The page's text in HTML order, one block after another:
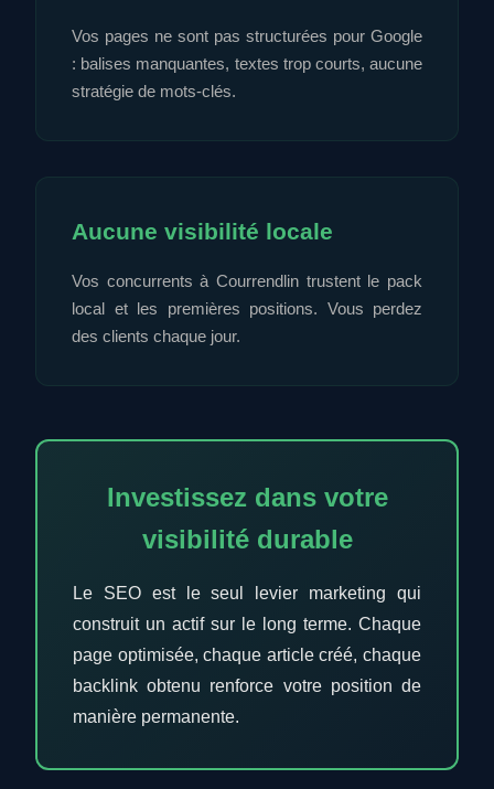
Vos pages ne sont pas structurées pour Google
: balises manquantes, textes trop courts, aucune
stratégie de mots-clés.
Aucune visibilité locale
Vos concurrents à Courrendlin trustent le pack
local et les premières positions. Vous perdez
des clients chaque jour.
Investissez dans votre
visibilité durable
Le SEO est le seul levier marketing qui
construit un actif sur le long terme. Chaque
page optimisée, chaque article créé, chaque
backlink obtenu renforce votre position de
manière permanente.